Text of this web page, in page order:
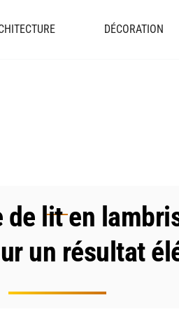
DÉCORATION
de lit en
un résultat